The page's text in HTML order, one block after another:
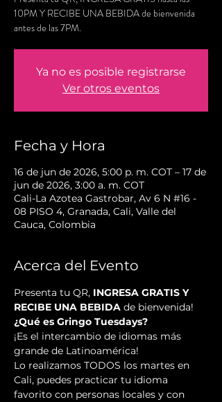
10PM Y RECIBE UNA BEBIDA de bienvenida
antes de las 7PM.
Ya no es posible registrarse
Ver otros eventos
Fecha y Hora
16 de jun de 2026, 5:00 p. m. COT – 17 de
jun de 2026, 3:00 a. m. COT
Cali-La Azotea Gastrobar, Av 6 N #16 -
08 PISO 4, Granada, Cali, Valle del
Cauca, Colombia
Acerca del Evento
Presenta tu QR, INGRESA GRATIS Y
RECIBE UNA BEBIDA de bienvenida!
¿Qué es Gringo Tuesdays?
¡Es el intercambio de idiomas más
grande de Latinoamérica!
Lo realizamos TODOS los martes en
Cali, puedes practicar tu idioma
favorito con personas locales y con